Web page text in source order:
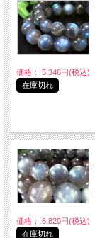
価格： 5,346円(税込)
在庫切れ
価格： 6,820円(税込)
在庫切れ